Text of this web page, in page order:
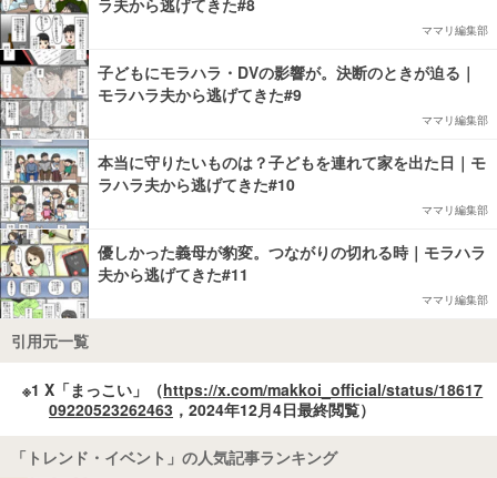
ラ夫から逃げてきた#8
ママリ編集部
子どもにモラハラ・DVの影響が。決断のときが迫る｜
モラハラ夫から逃げてきた#9
ママリ編集部
本当に守りたいものは？子どもを連れて家を出た日｜モ
ラハラ夫から逃げてきた#10
ママリ編集部
優しかった義母が豹変。つながりの切れる時｜モラハラ
夫から逃げてきた#11
ママリ編集部
引用元一覧
※1 X「まっこい」（https://x.com/makkoi_official/status/18617
09220523262463 ，2024年12月4日最終閲覧）
「トレンド・イベント」の人気記事ランキング